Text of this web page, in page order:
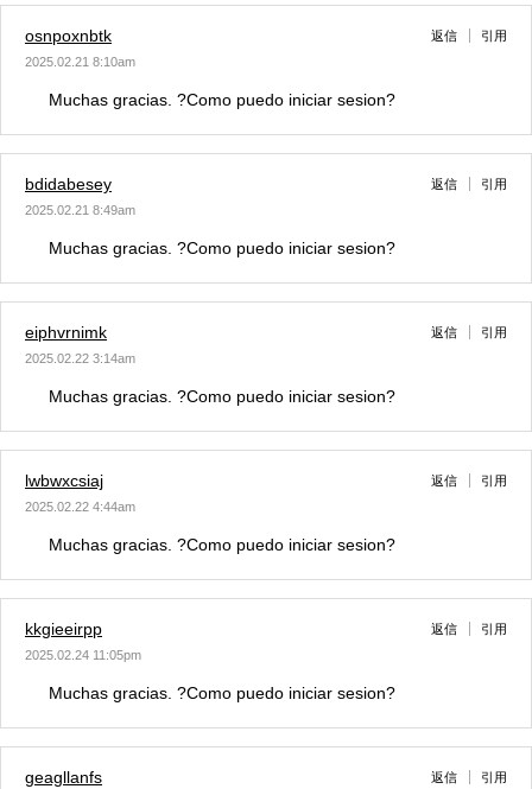
osnpoxnbtk
2025.02.21 8:10am
返信 引用
Muchas gracias. ?Como puedo iniciar sesion?
bdidabesey
2025.02.21 8:49am
返信 引用
Muchas gracias. ?Como puedo iniciar sesion?
eiphvrnimk
2025.02.22 3:14am
返信 引用
Muchas gracias. ?Como puedo iniciar sesion?
lwbwxcsiaj
2025.02.22 4:44am
返信 引用
Muchas gracias. ?Como puedo iniciar sesion?
kkgieeirpp
2025.02.24 11:05pm
返信 引用
Muchas gracias. ?Como puedo iniciar sesion?
geagllanfs 返信 引用